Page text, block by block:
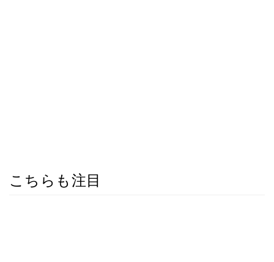
こちらも注目